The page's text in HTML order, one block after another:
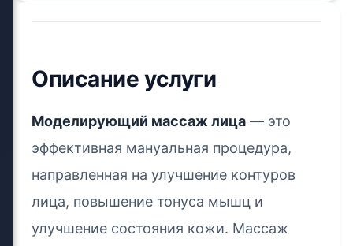
Описание услуги
Моделирующий массаж лица — это
эффективная мануальная процедура,
направленная на улучшение контуров
лица, повышение тонуса мышц и
улучшение состояния кожи. Массаж